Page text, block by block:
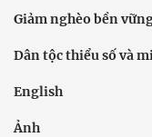
Giảm nghèo bền
Dân tộc thiểu số và
English
Ảnh